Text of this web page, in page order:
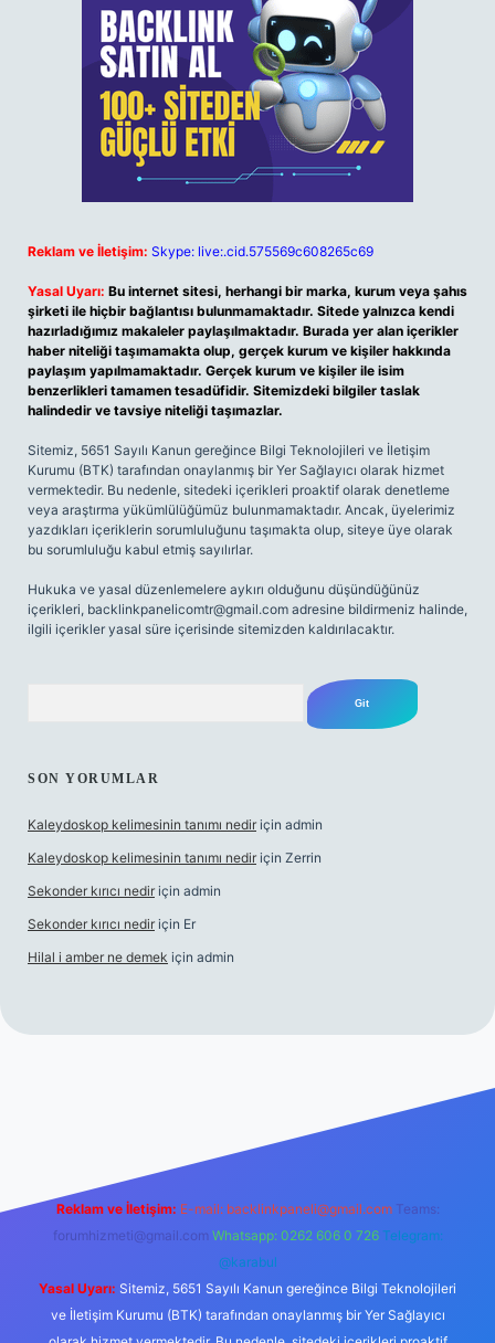
Reklam ve İletişim: Skype: live:.cid.575569c608265c69
Yasal Uyarı: Bu internet sitesi, herhangi bir marka, kurum veya şahıs
şirketi ile hiçbir bağlantısı bulunmamaktadır. Sitede yalnızca kendi
hazırladığımız makaleler paylaşılmaktadır. Burada yer alan içerikler
haber niteliği taşımamakta olup, gerçek kurum ve kişiler hakkında
paylaşım yapılmamaktadır. Gerçek kurum ve kişiler ile isim
benzerlikleri tamamen tesadüfidir. Sitemizdeki bilgiler taslak
halindedir ve tavsiye niteliği taşımazlar.
Sitemiz, 5651 Sayılı Kanun gereğince Bilgi Teknolojileri ve İletişim
Kurumu (BTK) tarafından onaylanmış bir Yer Sağlayıcı olarak hizmet
vermektedir. Bu nedenle, sitedeki içerikleri proaktif olarak denetleme
veya araştırma yükümlülüğümüz bulunmamaktadır. Ancak, üyelerimiz
yazdıkları içeriklerin sorumluluğunu taşımakta olup, siteye üye olarak
bu sorumluluğu kabul etmiş sayılırlar.
Hukuka ve yasal düzenlemelere aykırı olduğunu düşündüğünüz
içerikleri, backlinkpanelicomtr@gmail.com adresine bildirmeniz halinde,
ilgili içerikler yasal süre içerisinde sitemizden kaldırılacaktır.
SON YORUMLAR
Kaleydoskop kelimesinin tanımı nedir için admin
Kaleydoskop kelimesinin tanımı nedir için Zerrin
Sekonder kırıcı nedir için admin
Sekonder kırıcı nedir için Er
Hilal i amber ne demek için admin
Reklam ve İletişim: E-mail: backlinkpaneli@gmail.com Teams:
forumhizmeti@gmail.com Whatsapp: 0262 606 0 726 Telegram:
@karabul
Yasal Uyarı: Sitemiz, 5651 Sayılı Kanun gereğince Bilgi Teknolojileri
ve İletişim Kurumu (BTK) tarafından onaylanmış bir Yer Sağlayıcı